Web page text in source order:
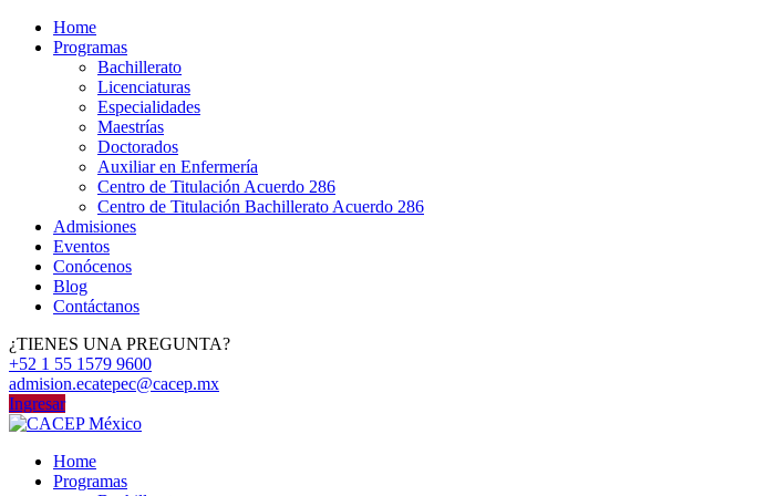
Home
Programas
Bachillerato
Licenciaturas
Especialidades
Maestrías
Doctorados
Auxiliar en Enfermería
Centro de Titulación Acuerdo 286
Centro de Titulación Bachillerato Acuerdo 286
Admisiones
Eventos
Conócenos
Blog
Contáctanos
¿TIENES UNA PREGUNTA?
+52 1 55 1579 9600
admision.ecatepec@cacep.mx
Ingresar
Home
Programas